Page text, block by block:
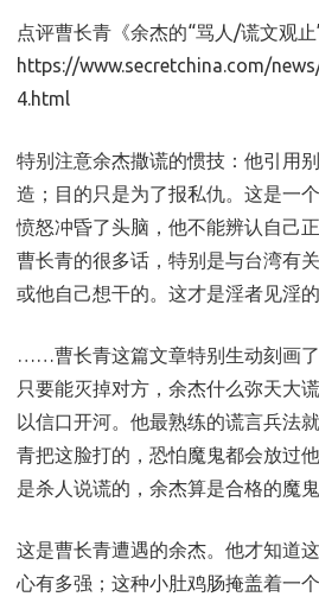
点评曹长青《余杰的“骂人/谎文观止
https://www.secretchina.com/
4.html
特别注意余杰撒谎的惯技：他引用
造；目的只是为了报私仇。这是一
愤怒冲昏了头脑，他不能辨认自己
曹长青的很多话，特别是与台湾有
或他自己想干的。这才是淫者见淫
……曹长青这篇文章特别生动刻画了
只要能灭掉对方，余杰什么弥天大
以信口开河。他最熟练的谎言兵法
青把这脸打的，恐怕魔鬼都会放过
是杀人说谎的，余杰算是合格的魔鬼
这是曹长青遭遇的余杰。他才知道
心有多强；这种小肚鸡肠掩盖着一